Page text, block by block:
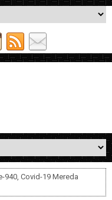
940, Covid-19 Mereda